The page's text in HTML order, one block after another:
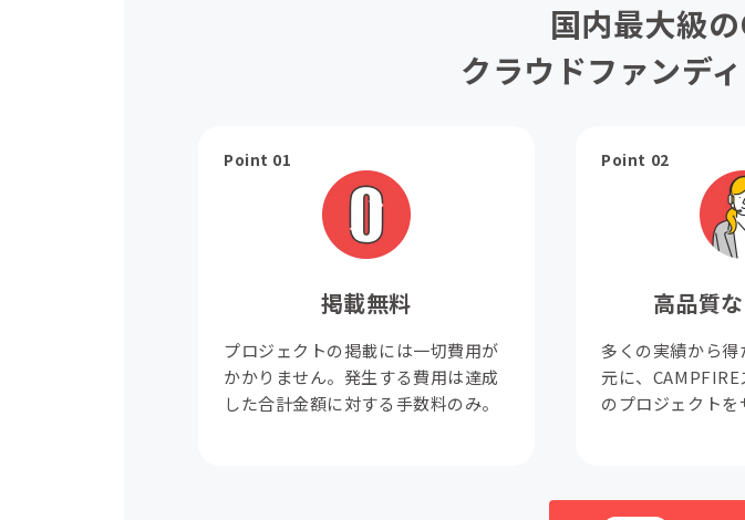
国内最大級
クラウドファンデ
Point 01
掲載無料
プロジェクトの掲載には一切費用が
かかりません。発生する費用は達成
した合計金額に対する手数料のみ。
Point 02
高品質
多くの実績から
元に、
のプロジェクトを